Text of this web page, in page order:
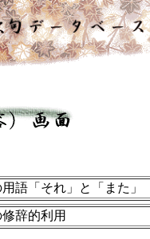
語「それ」と「また」
辞的利用